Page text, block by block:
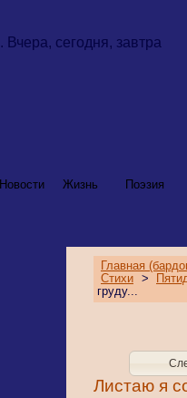
Новости Жизнь Поэзия
Главная
Стихи
>
груду...
Листаю я